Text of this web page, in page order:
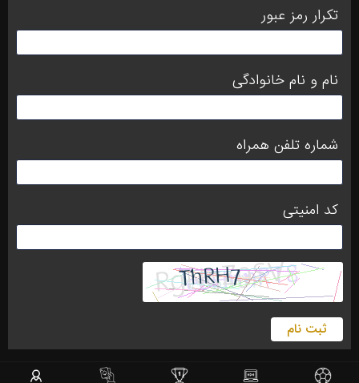
تکرار رمز عبور
نام و نام خانوادگی
شماره تلفن همراه
کد امنیتی
ثبت نام